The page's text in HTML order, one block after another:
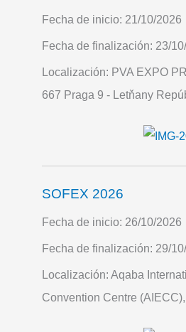
Fecha de inicio: 21/10/2026
Fecha de finalización: 23/
Localización: PVA EXPO
667 Praga 9 - Letňany
SOFEX 2026
Fecha de inicio: 26/10/2026
Fecha de finalización: 29/
Localización: Aqaba
Convention Centre